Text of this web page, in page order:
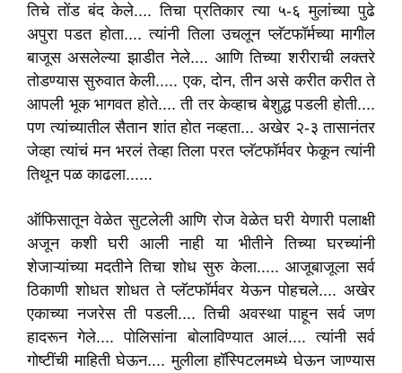
तिचे तोंड बंद केले.... तिचा प्रतिकार त्या ५-६ मुलांच्या पुढे
अपुरा पडत होता.... त्यांनी तिला उचलून प्लॅटफॉर्मच्या मागील
बाजूस असलेल्या झाडीत नेले.... आणि तिच्या शरीराची लक्तरे
तोडण्यास सुरुवात केली..... एक, दोन, तीन असे करीत करीत ते
आपली भूक भागवत होते.... ती तर केव्हाच बेशुद्ध पडली होती....
पण त्यांच्यातील सैतान शांत होत नव्हता... अखेर २-३ तासानंतर
जेव्हा त्यांचं मन भरलं तेव्हा तिला परत प्लॅटफॉर्मवर फेकून त्यांनी
तिथून पळ काढला......
ऑफिसातून वेळेत सुटलेली आणि रोज वेळेत घरी येणारी पलाक्षी
अजून कशी घरी आली नाही या भीतीने तिच्या घरच्यांनी
शेजाऱ्यांच्या मदतीने तिचा शोध सुरु केला..... आजूबाजूला सर्व
ठिकाणी शोधत शोधत ते प्लॅटफॉर्मवर येऊन पोहचले.... अखेर
एकाच्या नजरेस ती पडली.... तिची अवस्था पाहून सर्व जण
हादरून गेले.... पोलिसांना बोलाविण्यात आलं.... त्यांनी सर्व
गोष्टींची माहिती घेऊन.... मुलीला हॉस्पिटलमध्ये घेऊन जाण्यास